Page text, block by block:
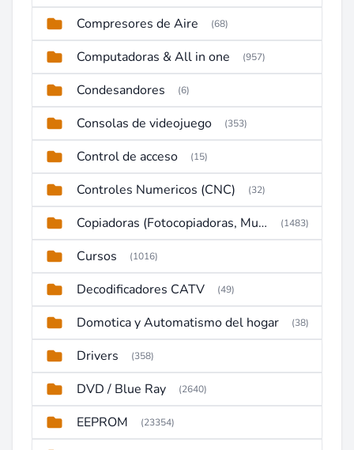
Compresores de Aire (68)
Computadoras & All in one (957)
Condesandores (6)
Consolas de videojuego (353)
Control de acceso (15)
Controles Numericos (CNC) (32)
Copiadoras (Fotocopiadoras, Multifunctions, Ploter, etc) (1483)
Cursos (1016)
Decodificadores CATV (49)
Domotica y Automatismo del hogar (38)
Drivers (358)
DVD / Blue Ray (2640)
EEPROM (23354)